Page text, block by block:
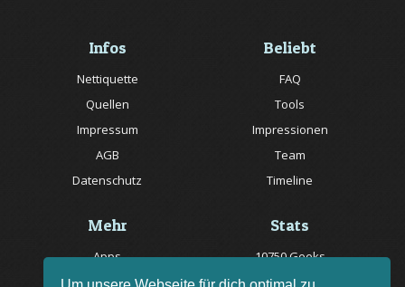
Infos
Nettiquette
Quellen
Impressum
AGB
Datenschutz
Beliebt
FAQ
Tools
Impressionen
Team
Timeline
Mehr
Apps
Jobs
Stats
10750 Geeks
20057 Rätsel online